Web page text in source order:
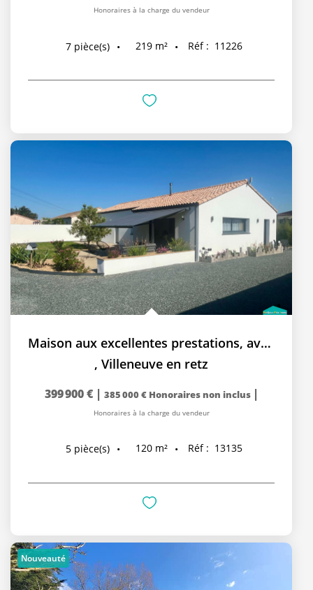
Honoraires à la charge du vendeur
7 pièce(s) 219 m² Réf : 11226
Maison aux excellentes prestations, avec 3 chambres et...
, Villeneuve en retz
399 900 € | 385 000 € Honoraires non inclus |
Honoraires à la charge du vendeur
5 pièce(s) 120 m² Réf : 13135
Nouveauté